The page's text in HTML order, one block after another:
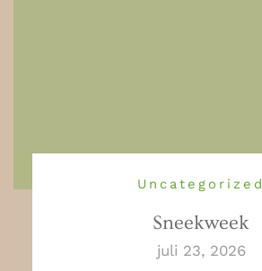
Uncategorized
Sneekweek
juli 23, 2026